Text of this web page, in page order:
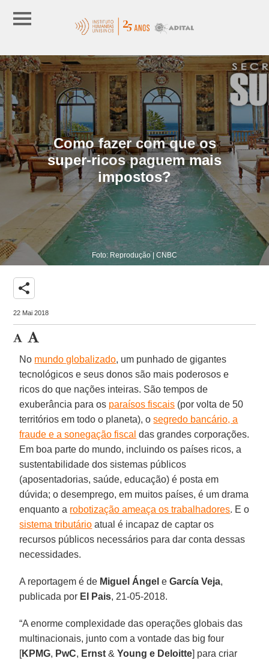
Como fazer com que os
super-ricos paguem mais
impostos?
Foto: Reprodução | CNBC
share
22 Mai 2018
No mundo globalizado, um punhado de gigantes
tecnológicos e seus donos são mais poderosos e
ricos do que nações inteiras. São tempos de
exuberância para os paraísos fiscais (por volta de 50
territórios em todo o planeta), osegredo bancário, a
fraude e a sonegação fiscal das grandes corporações.
Em boa parte do mundo, incluindo os países ricos, a
sustentabilidade dos sistemas públicos
(aposentadorias, saúde, educação) é posta em
dúvida; o desemprego, em muitos países, é um drama
enquanto a robotização ameaça os trabalhadores. E o
sistema tributário atual é incapaz de captar os
recursos públicos necessários para dar conta dessas
necessidades.
A reportagem é de Miguel Ángel eGarcía Veja,
publicada por El Pais, 21-05-2018.
“A enorme complexidade das operações globais das
multinacionais, junto com a vontade das big four
[KPMG, PwC, Ernst &Young e Deloitte] para criar